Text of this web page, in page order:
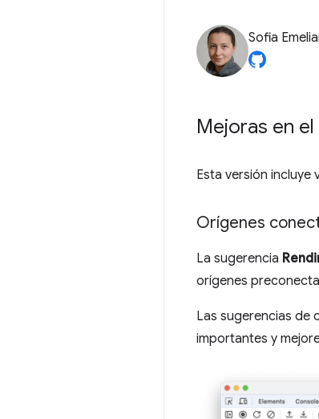
Sofia
Mejoras en
Esta versión incluye
Orígenes
La sugerencia
orígenes
Las sugerencias de
importantes y